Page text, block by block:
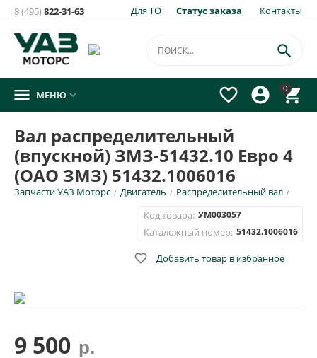
Для ТО Статус заказа Контакты
8 (495)822-31-63
0




 МЕНЮ 
Вал распределительный
(впускной) ЗМЗ-51432.10 Евро 4
(ОАО ЗМЗ) 51432.1006016
Запчасти УАЗ Моторс / Двигатель / Распределительный вал /
Код товара: УМ003057
Каталожный номер: 51432.1006016
 Добавить товар в избранное
9 500 р.
Уведомить о появлении на складе
товара:
×
Вал распределительный (впускной) ЗМЗ-51432.10 Евро 4
(ОАО ЗМЗ) 51432.1006016
E-mail для уведомления письмом
Номер телефона для SMS уведомления